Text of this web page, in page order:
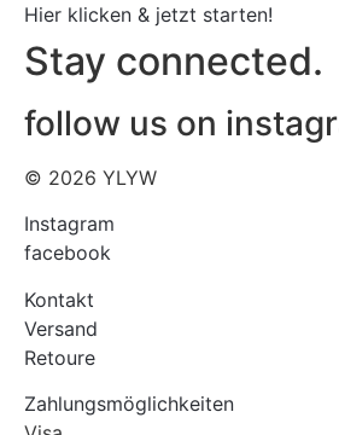
Hier klicken & jetzt starten!
Stay connected.
follow us on
© 2026 YLYW
Instagram
facebook
Kontakt
Versand
Retoure
Zahlungsmöglichkeiten